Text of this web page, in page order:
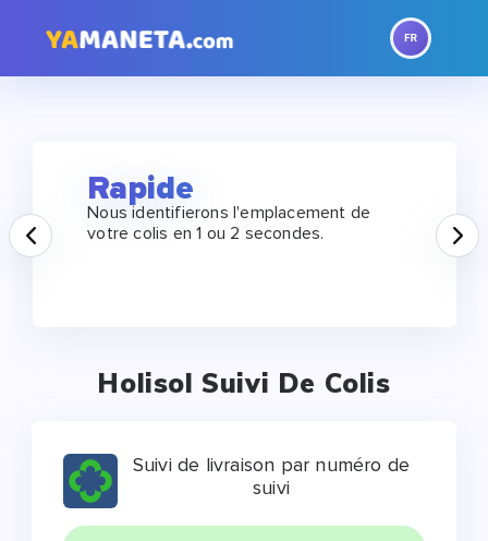
Rapide
Nous identifierons l'emplacement de
votre colis en 1 ou 2 secondes.
Holisol Suivi De Colis
Suivi de livraison par numéro de
suivi